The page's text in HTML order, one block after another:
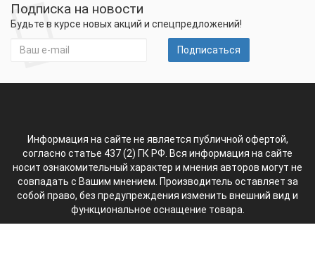
Подписка на новости
Будьте в курсе новых акций и спецпредложений!
Подписаться
Информация на сайте не является публичной офертой,
согласно статье 437 (2) ГК РФ. Вся информация на сайте
носит ознакомительный характер и мнения авторов могут не
совпадать с Вашим мнением. Производитель оставляет за
собой право, без предупреждения изменить внешний вид и
функциональное оснащение товара.